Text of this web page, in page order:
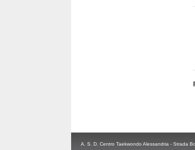
A. S. D. Centro Taekwondo Alessandria - Strada